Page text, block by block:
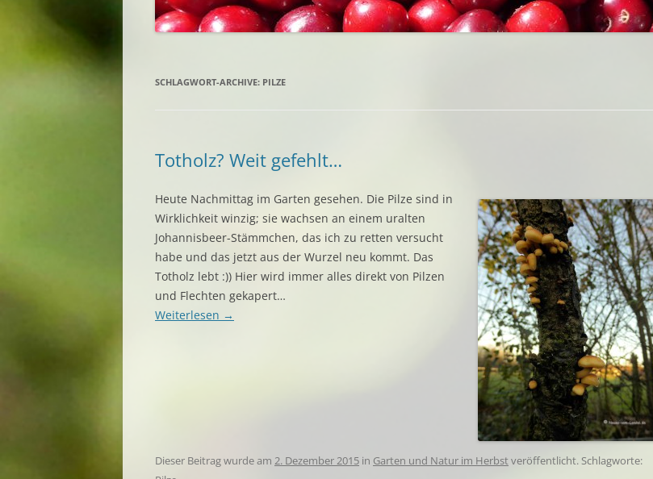
BEZUGSQUELLEN
SCHLAGWORT-ARCHIVE: PILZE
Totholz? Weit gefehlt…
Heute Nachmittag im Garten gesehen. Die Pilze sind in
Wirklichkeit winzig; sie wachsen an einem uralten
Johannisbeer-Stämmchen, das ich zu retten versucht
habe und das jetzt aus der Wurzel neu kommt. Das
Totholz lebt :)) Hier wird immer alles direkt von Pilzen
und Flechten gekapert…
Weiterlesen →
Dieser Beitrag wurde am 2. Dezember 2015 in Garten und Natur im Herbstveröffentlicht. Schlagworte: